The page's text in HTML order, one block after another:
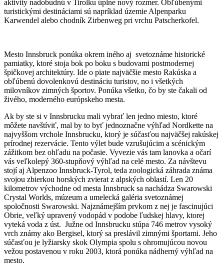
aktivity nadobudnú v Tirolku úplne nový rozmer. Obľúbenými
turistickými destináciami sú napríklad územie Alpenparku
Karwendel alebo chodník Zirbenweg pri vrchu Patscherkofel.
Mesto Innsbruck ponúka okrem iného aj svetoznáme historické
pamiatky, ktoré stoja bok po boku s budovami postmodernej
špičkovej architektúry. Ide o piate najväčšie mesto Rakúska a
obľúbenú dovolenkovú destináciu turistov, no i všetkých
milovníkov zimných športov. Ponúka všetko, čo by ste čakali od
živého, moderného európskeho mesta.
Ak by ste si v Innsbrucku mali vybrať len jedno miesto, ktoré
môžete navštíviť, mal by to byť jednoznačne výhľad Nordkette na
najvyššom vrchole Innsbrucku, ktorý je súčasťou najväčšej rakúskej
prírodnej rezervácie. Tento výlet bude vzrušujúcim a scénickým
zážitkom bez ohľadu na počasie. Vyvezie vás tam lanovka a očarí
vás veľkolepý 360-stupňový výhľad na celé mesto. Za návštevu
stojí aj Alpenzoo Innsbruck-Tyrol, teda zoologická záhrada známa
svojou zbierkou horských zvierat z alpských oblastí. Len 20
kilometrov východne od mesta Innsbruck sa nachádza Swarowski
Crystal Worlds, múzeum a umelecká galéria svetoznámej
spoločnosti Swarowski. Najznámejším prvkom z nej je fascinujúci
Obrie, veľký upravený vodopád v podobe ľudskej hlavy, ktorej
vyteká voda z úst. Južne od Innsbrucku stúpa 746 metrov vysoký
vrch známy ako Bergisel, ktorý sa preslávil zimnými športami. Jeho
súčasťou je lyžiarsky skok Olympia spolu s ohromujúcou novou
vežou postavenou v roku 2003, ktorá ponúka nádherný výhľad na
mesto.